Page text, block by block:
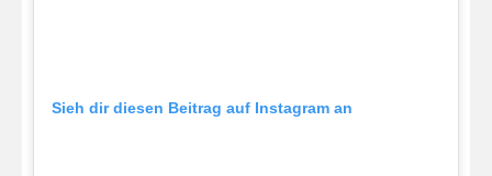
Sieh dir diesen Beitrag auf Instagram an